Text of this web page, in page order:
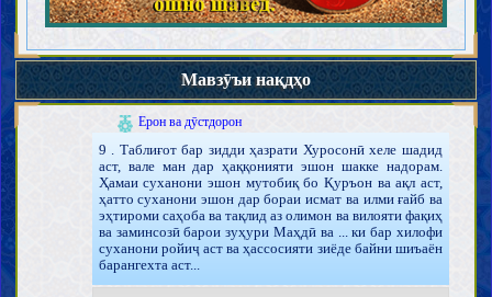
Мавзӯъи нақдҳо
Итрат ва аҳли байти Паёмбари хотам
Маҳдӣ
Вуҷуди Маҳдӣ ва вежагиҳои ӯ
Мансур заминасози зуҳури Маҳдӣ
Ҳуввият ва сифот
Гуфтаҳо ва навиштаҳо
Иқдомот ва аҳдоф
Ёрон ва дӯстдорон
9 . Таблиғот бар зидди ҳазрати Хуросонӣ хеле шадид
аст, вале ман дар ҳаққонияти эшон шакке надорам.
Ҳамаи суханони эшон мутобиқ бо Қуръон ва ақл аст,
ҳатто суханони эшон дар бораи исмат ва илми ғайб ва
эҳтироми саҳоба ва тақлид аз олимон ва вилояти фақиҳ
ва заминсозӣ барои зуҳури Маҳдӣ ва ... ки бар хилофи
суханони ройиҷ аст ва ҳассосияти зиёде байни шиъаён
барангехта аст...